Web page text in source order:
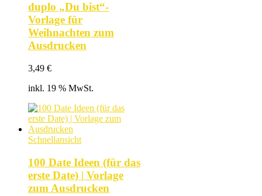
duplo „Du bist“-
Vorlage für
Weihnachten zum
Ausdrucken
3,49 €
inkl. 19 % MwSt.
Schnellansicht
100 Date Ideen (für das
erste Date) | Vorlage
zum Ausdrucken